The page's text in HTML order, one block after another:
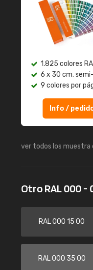
1.825 colores
6 x 30 cm,
9 colores por
Info /
ver todos los muestra
Otro RAL 000 -
RAL 000 15 00
RAL 000 35 00